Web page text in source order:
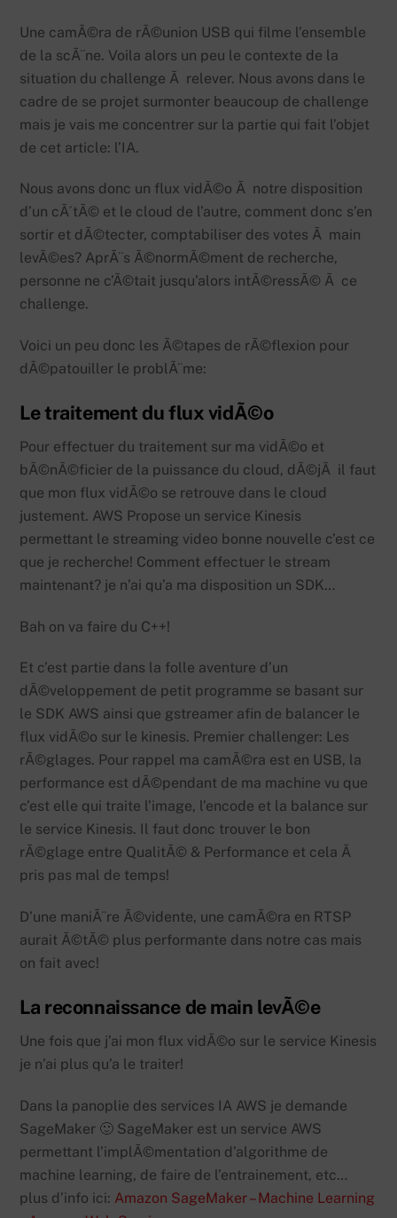
Une camÃ©ra de rÃ©union USB qui filme l’ensemble
de la scÃ¨ne. Voila alors un peu le contexte de la
situation du challenge Ã relever. Nous avons dans le
cadre de se projet surmonter beaucoup de challenge
mais je vais me concentrer sur la partie qui fait l’objet
de cet article: l’IA.
Nous avons donc un flux vidÃ©o Ã notre disposition
d’un cÃ´tÃ© et le cloud de l’autre, comment donc s’en
sortir et dÃ©tecter, comptabiliser des votes Ã main
levÃ©es? AprÃ¨s Ã©normÃ©ment de recherche,
personne ne c’Ã©tait jusqu’alors intÃ©ressÃ© Ã ce
challenge.
Voici un peu donc les Ã©tapes de rÃ©flexion pour
dÃ©patouiller le problÃ¨me:
Le traitement du flux vidÃ©o
Pour effectuer du traitement sur ma vidÃ©o et
bÃ©nÃ©ficier de la puissance du cloud, dÃ©jÃ il faut
que mon flux vidÃ©o se retrouve dans le cloud
justement. AWS Propose un service Kinesis
permettant le streaming video bonne nouvelle c’est ce
que je recherche! Comment effectuer le stream
maintenant? je n’ai qu’a ma disposition un SDK…
Bah on va faire du C++!
Et c’est partie dans la folle aventure d’un
dÃ©veloppement de petit programme se basant sur
le SDK AWS ainsi que gstreamer afin de balancer le
flux vidÃ©o sur le kinesis. Premier challenger: Les
rÃ©glages. Pour rappel ma camÃ©ra est en USB, la
performance est dÃ©pendant de ma machine vu que
c’est elle qui traite l’image, l’encode et la balance sur
le service Kinesis. Il faut donc trouver le bon
rÃ©glage entre QualitÃ© & Performance et cela Ã
pris pas mal de temps!
D’une maniÃ¨re Ã©vidente, une camÃ©ra en RTSP
aurait Ã©tÃ© plus performante dans notre cas mais
on fait avec!
La reconnaissance de main levÃ©e
Une fois que j’ai mon flux vidÃ©o sur le service Kinesis
je n’ai plus qu’a le traiter!
Dans la panoplie des services IA AWS je demande
SageMaker 🙂 SageMaker est un service AWS
permettant l’implÃ©mentation d’algorithme de
machine learning, de faire de l’entrainement, etc…
plus d’info ici: Amazon SageMaker – Machine Learning